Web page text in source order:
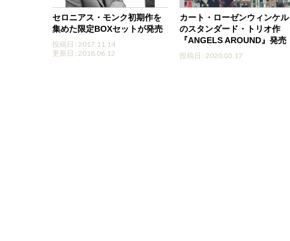
セロニアス・モンク初期作を
集めた限定BOXセットが発売
投稿日 : 2017.11.14
更新日 : 2018.06.12
カート・ローゼンウィンケル
のスタンダード・トリオ作
『ANGELS AROUND』発売
投稿日 : 2020.03.17